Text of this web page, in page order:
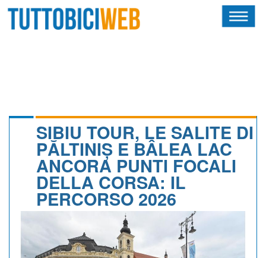
CALENDARIO
ALBI D'ORO
SIBIU TOUR, LE SALITE DI
PĂLTINIȘ E BÂLEA LAC
ANCORA PUNTI FOCALI
DELLA CORSA: IL
PERCORSO 2026